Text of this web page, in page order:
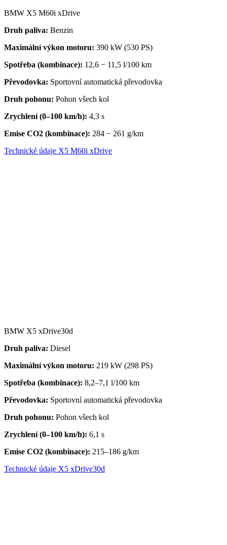
BMW X5 M60i xDrive
Druh paliva: Benzin
Maximální výkon motoru: 390 kW (530 PS)
Spotřeba (kombinace): 12,6 − 11,5 l/100 km
Převodovka: Sportovní automatická převodovka
Druh pohonu: Pohon všech kol
Zrychlení (0–100 km/h): 4,3 s
Emise CO2 (kombinace): 284 − 261 g/km
Technické údaje X5 M60i xDrive
BMW X5 xDrive30d
Druh paliva: Diesel
Maximální výkon motoru: 219 kW (298 PS)
Spotřeba (kombinace): 8,2–7,1 l/100 km
Převodovka: Sportovní automatická převodovka
Druh pohonu: Pohon všech kol
Zrychlení (0–100 km/h): 6,1 s
Emise CO2 (kombinace): 215–186 g/km
Technické údaje X5 xDrive30d